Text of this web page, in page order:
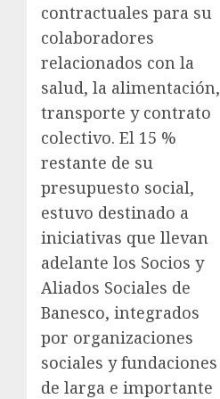
contractuales para su
colaboradores
relacionados con la
salud, la alimentación,
transporte y contrato
colectivo. El 15 %
restante de su
presupuesto social,
estuvo destinado a
iniciativas que llevan
adelante los Socios y
Aliados Sociales de
Banesco, integrados
por organizaciones
sociales y fundaciones
de larga e importante